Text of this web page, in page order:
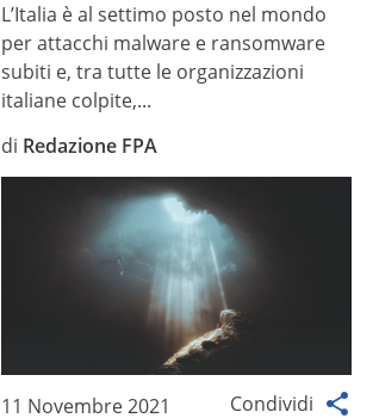
L’Italia è al settimo posto nel mondo
per attacchi malware e ransomware
subiti e, tra tutte le organizzazioni
italiane colpite,...
di Redazione FPA
11 Novembre 2021 Condividi